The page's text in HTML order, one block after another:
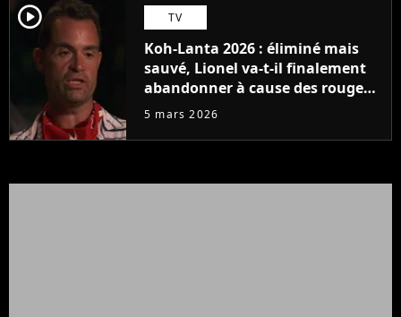
player2 TV
Koh-Lanta 2026 : éliminé mais
sauvé, Lionel va-t-il finalement
abandonner à cause des rouges ?
"J'ai souffert"
5 mars 2026